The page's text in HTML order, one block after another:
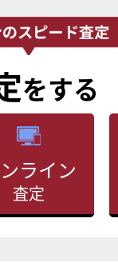
をする
ライン
査定